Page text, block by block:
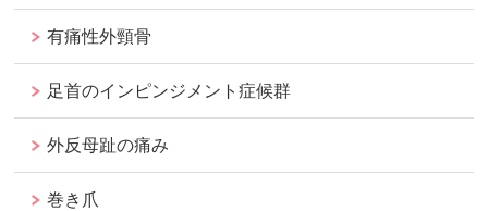
有痛性外頸骨
足首のインピンジメント症候群
外反母趾の痛み
巻き爪